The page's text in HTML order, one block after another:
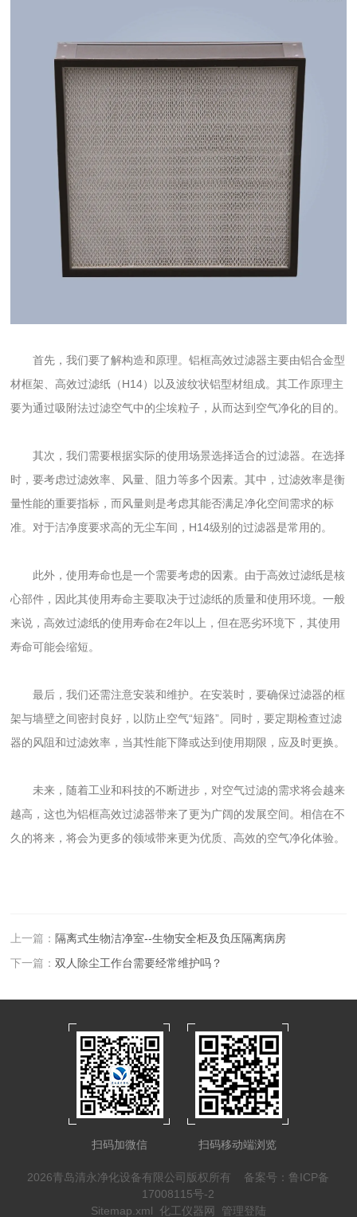
首先，我们要了解构造和原理。铝框高效过滤器主要由铝合金型
材框架、高效过滤纸（H14）以及波纹状铝型材组成。其工作原理主
要为通过吸附法过滤空气中的尘埃粒子，从而达到空气净化的目的。
其次，我们需要根据实际的使用场景选择适合的过滤器。在选择
时，要考虑过滤效率、风量、阻力等多个因素。其中，过滤效率是衡
量性能的重要指标，而风量则是考虑其能否满足净化空间需求的标
准。对于洁净度要求高的无尘车间，H14级别的过滤器是常用的。
此外，使用寿命也是一个需要考虑的因素。由于高效过滤纸是核
心部件，因此其使用寿命主要取决于过滤纸的质量和使用环境。一般
来说，高效过滤纸的使用寿命在2年以上，但在恶劣环境下，其使用
寿命可能会缩短。
最后，我们还需注意安装和维护。在安装时，要确保过滤器的框
架与墙壁之间密封良好，以防止空气“短路”。同时，要定期检查过滤
器的风阻和过滤效率，当其性能下降或达到使用期限，应及时更换。
未来，随着工业和科技的不断进步，对空气过滤的需求将会越来
越高，这也为铝框高效过滤器带来了更为广阔的发展空间。相信在不
久的将来，将会为更多的领域带来更为优质、高效的空气净化体验。
上一篇： 隔离式生物洁净室--生物安全柜及负压隔离病房
下一篇：双人除尘工作台需要经常维护吗？
扫码加微信 扫码移动端浏览
2026青岛清永净化设备有限公司版权所有 备案号：鲁ICP备
17008115号-2
Sitemap.xml 化工仪器网 管理登陆